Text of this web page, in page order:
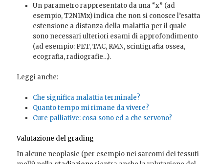
Un parametro rappresentato da una “x” (ad
esempio, T2N1Mx) indica che non si conosce l’esatta
estensione a distanza della malattia per il quale
sono necessari ulteriori esami di approfondimento
(ad esempio: PET, TAC, RMN, scintigrafia ossea,
ecografia, radiografie…).
Leggi anche:
Che significa malattia terminale?
Quanto tempo mi rimane da vivere?
Cure palliative: cosa sono ed a che servono?
Valutazione del grading
In alcune neoplasie (per esempio nei sarcomi dei tessuti